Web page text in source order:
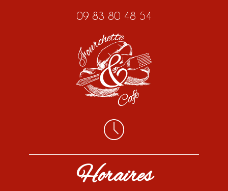
09 83 80 48 54
Horaires